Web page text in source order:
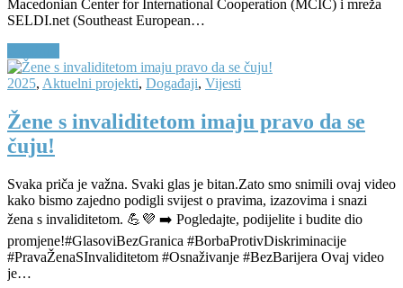
Macedonian Center for International Cooperation (MCIC) i mreža
SELDI.net (Southeast European…
2025, Aktuelni projekti, Događaji, Vijesti
Žene s invaliditetom imaju pravo da se
čuju!
Svaka priča je važna. Svaki glas je bitan.Zato smo snimili ovaj video
kako bismo zajedno podigli svijest o pravima, izazovima i snazi
žena s invaliditetom. 💪💜 ➡️ Pogledajte, podijelite i budite dio
promjene!#GlasoviBezGranica #BorbaProtivDiskriminacije
#PravaŽenaSInvaliditetom #Osnaživanje #BezBarijera Ovaj video
je…